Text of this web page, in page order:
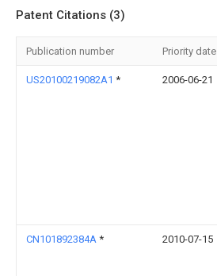
Patent Citations (3)
Publication number Priority date
US20100219082A1 * 2006-06-21
CN101892384A * 2010-07-15